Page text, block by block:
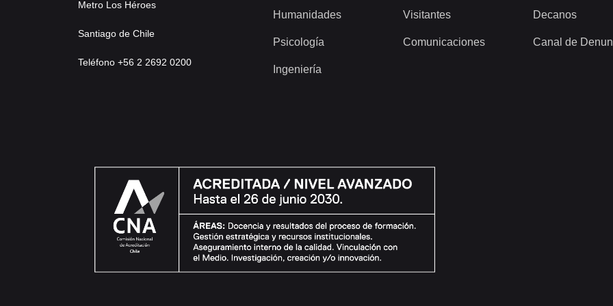
Metro Los Héroes
Santiago de Chile
Teléfono +56 2 2692 0200
Humanidades
Psicología
Ingeniería
Visitantes
Comunicaciones
Decanos
Canal de